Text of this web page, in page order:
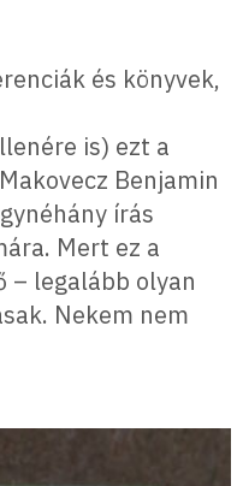
és könyvek,
is) ezt a
Benjamin
írás
Mert ez a
– legalább olyan
Nekem nem